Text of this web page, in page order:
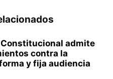
admite
contra la
y fija audiencia